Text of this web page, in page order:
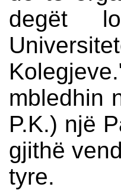
degët
mbledhin
P.K.) një
gjithë
tyre.